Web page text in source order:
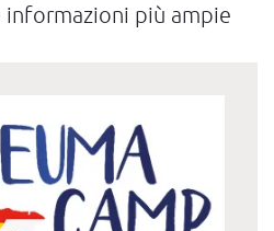
più ampie